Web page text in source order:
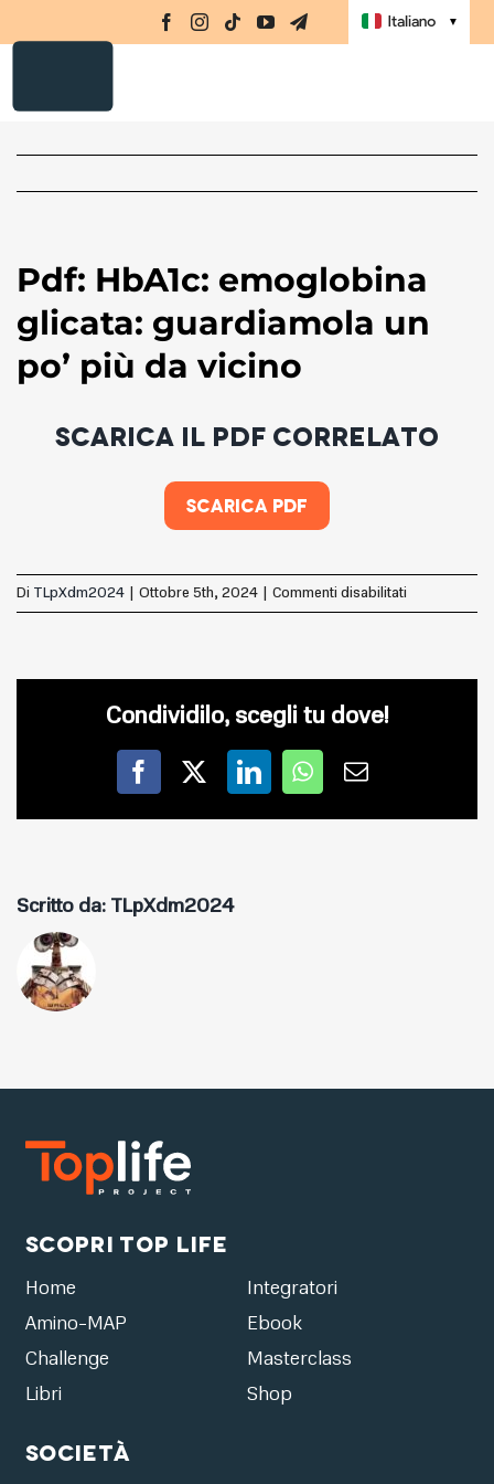
al
Italiano ▼
Ebook
Challenge
Masterclass
Shop
Registrati
Accedi
Pdf: HbA1c: emoglobina
glicata: guardiamola un
po’ più da vicino
Scarica il PDF correlato
SCARICA PDF
Di TLpXdm2024 | Ottobre 5th, 2024 | Commenti disabilitati
Pdf:
da
Condividilo, scegli tu dove!
Facebook
X LinkedInWhatsApp
Email
Scritto da: TLpXdm2024
Scopri Top Life
Home
Integratori
Amino-MAP
Ebook
Challenge
Masterclass
Libri
Shop
Società